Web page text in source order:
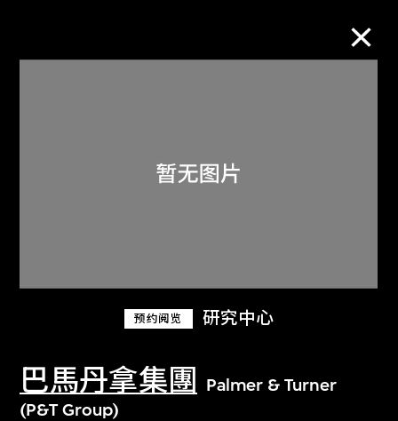
预约阅览 研究中心
巴馬丹拿集團
Palmer & Turner
(P&T Group)
关于M+藏品
探索世界顶级的二十及二十一世纪视觉
文化藏品。